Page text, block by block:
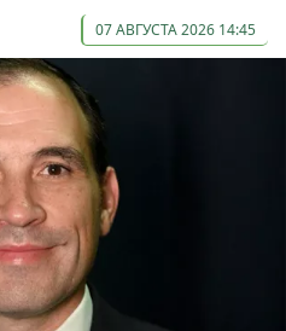
07 АВГУСТА 2026 14:45